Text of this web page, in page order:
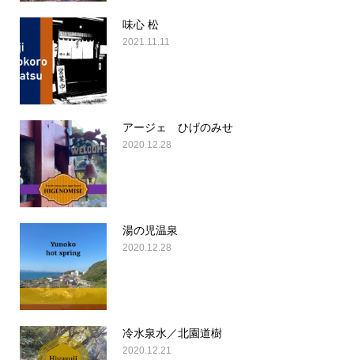
味心 松
2021.11.11
アージェ ひげのみせ
2020.12.28
湯の児温泉
2020.12.28
冷水泉水／北園道樹
2020.12.21